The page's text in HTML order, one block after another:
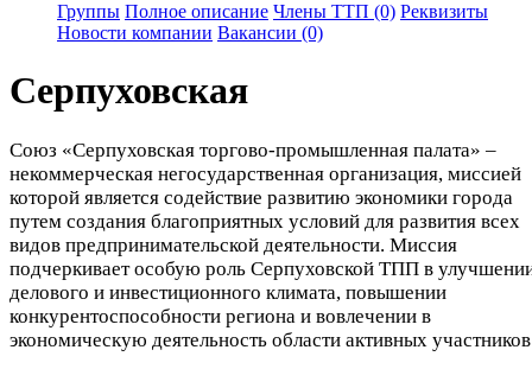
Группы Полное описание Члены ТТП (0) Реквизиты
Новости компании Вакансии (0)
Серпуховская
Союз «Серпуховская торгово-промышленная палата» –
некоммерческая негосударственная организация, миссией
которой является содействие развитию экономики города
путем создания благоприятных условий для развития всех
видов предпринимательской деятельности. Миссия
подчеркивает особую роль Серпуховской ТПП в
делового и инвестиционного климата, повышении
конкурентоспособности региона и вовлечении в
экономическую деятельность области активных